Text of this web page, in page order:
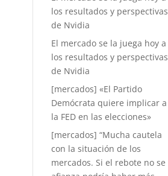
los resultados y perspectivas
de Nvidia
El mercado se la juega hoy a
los resultados y perspectivas
de Nvidia
[mercados] «El Partido
Demócrata quiere implicar a
la FED en las elecciones»
[mercados] “Mucha cautela
con la situación de los
mercados. Si el rebote no se